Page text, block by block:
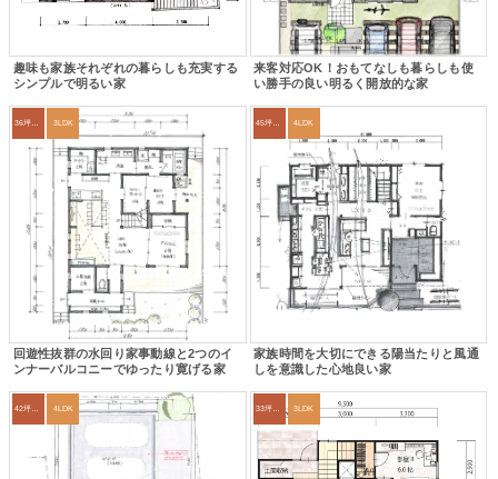
趣味も家族それぞれの暮らしも充実する
シンプルで明るい家
来客対応OK！おもてなしも暮らしも使
い勝手の良い明るく開放的な家
3LDK
回遊性抜群の水回り家事動線と2つのイ
ンナーバルコニーでゆったり寛げる家
45坪～49坪 4LDK
家族時間を大切にできる陽当たりと風通
しを意識した心地良い家
42坪～45坪 4LDK 33坪～36坪 3LDK